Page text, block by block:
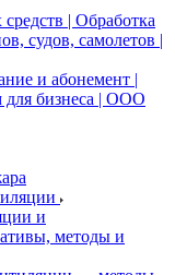
| Обработка
судов, самолетов |
и абонемент |
для бизнеса | ООО
и
методы и